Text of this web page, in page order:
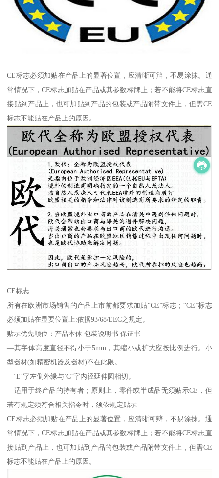
CE标志必须加贴在产品上的显著位置，应清晰可辩，不易涂抹。通
常情况下，CE标志加贴在产品或其参数标牌上；若不能将CE标志直
接贴到产品上，也可加贴到产品的包装或产品附带文件上，但需CE
标志不能贴在产品上的原因。
CE标志
所有在欧洲市场销售的产品上市前都要求加贴“CE”标志；“CE”标志
必须加贴在显要位置上:依据93/68/EEC之规定。
贴示优先顺位：产品本体 包装说明书 保证书
—其字体高度直径不得小于5mm，其缩小或扩大应按比例进行。小
型器材(如精密机器及器材)不在此限。
—‘E’字左側外缘与‘C’字内径延伸圆相切。
—适用于终产品的持有者；原则上，零件或半成品无须贴示CE，但
若有规定须符合相关指令时，须依规定贴示
CE标志必须加贴在产品上的显著位置，应清晰可辩，不易涂抹。通
常情况下，CE标志加贴在产品或其参数标牌上；若不能将CE标志直
接贴到产品上，也可加贴到产品的包装或产品附带文件上，但需CE
标志不能贴在产品上的原因。